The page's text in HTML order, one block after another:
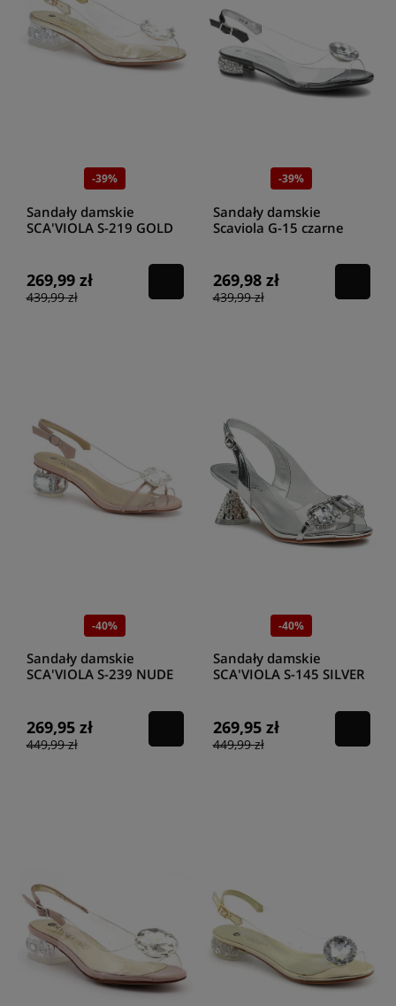
-39%
Sandały damskie
SCA'VIOLA S-219 GOLD
269,99 zł
439,99 zł
-39%
Sandały damskie
Scaviola G-15 czarne
269,98 zł
439,99 zł
-40%
Sandały damskie
SCA'VIOLA S-239 NUDE
269,95 zł
449,99 zł
-40%
Sandały damskie
SCA'VIOLA S-145 SILVER
269,95 zł
449,99 zł